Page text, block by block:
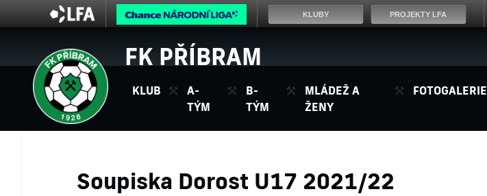
FK PŘÍBRAM
KLUB
A-
TÝM
B-
TÝM
MLÁDEŽ A
ŽENY
FOTOGALERIE
Soupiska Dorost U17 2021/22
KLUBY PROJEKTY LFA